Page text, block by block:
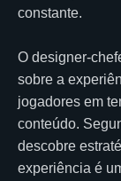
constante.
O designer-
sobre a
jogadores em
conteúdo.
descobre
experiência é